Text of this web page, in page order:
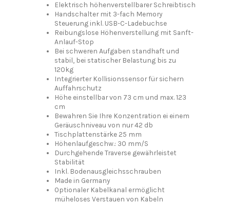
Elektrisch höhenverstellbarer Schreibtisch
Handschalter mit 3-fach Memory
Steuerung inkl. USB-C-Ladebuchse
Reibungslose Höhenverstellung mit Sanft-
Anlauf-Stop
Bei schweren Aufgaben standhaft und
stabil, bei statischer Belastung bis zu
120kg
Integrierter Kollisionssensor für sichern
Auffahrschutz
Höhe einstellbar von 73 cm und max. 123
cm
Bewahren Sie Ihre Konzentration ei einem
Geräuschniveau von nur 42 db
Tischplattenstärke 25 mm
Höhenlaufgeschw.: 30 mm/S
Durchgehende Traverse gewährleistet
Stabilität
Inkl. Bodenausgleichsschrauben
Made in Germany
Optionaler Kabelkanal ermöglicht
müheloses Verstauen von Kabeln